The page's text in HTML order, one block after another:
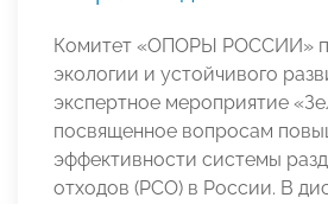
Комитет «ОПОРЫ РОССИИ»
экологии и устойчивого
экспертное мероприятие
посвященное вопросам
эффективности системы
отходов (РСО) в России. В